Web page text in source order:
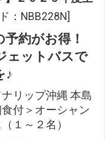
：NBB228N]
約がお得！
ェットバスで
♪
リップ沖縄 本島
食付＞オーシャン
１～２名）